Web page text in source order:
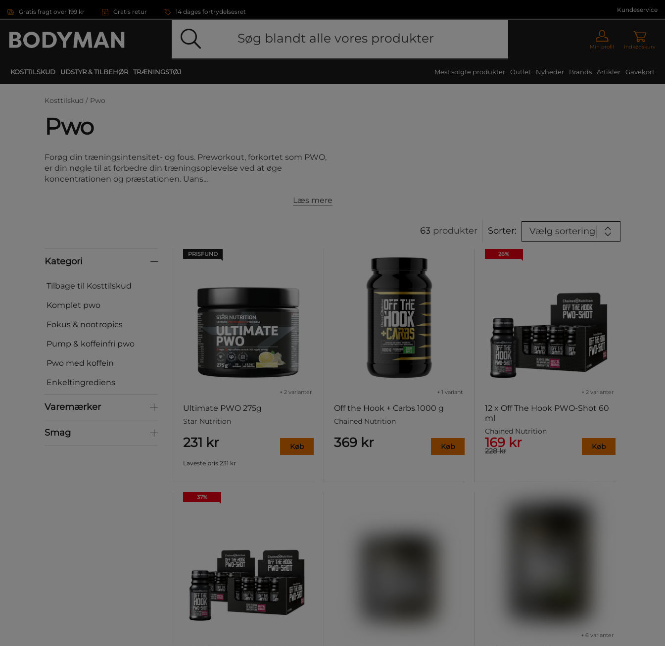
Gratis fragt over 199 kr Gratis retur 14 dages fortrydelsesret Kundeservice
Min profil Indkøbskurv
KOSTTILSKUD UDSTYR & TILBEHØR TRÆNINGSTØJ Mest solgte produkter Outlet Nyheder Brands Artikler Gavekort
Kosttilskud / Pwo
Pwo
Forøg din træningsintensitet- og fous. Preworkout, forkortet som PWO,
er din nøgle til at forbedre din træningsoplevelse ved at øge
koncentrationen og præstationen. Uans...
Læs mere
63 produkter Sorter: Vælg sortering
Kategori
Tilbage til Kosttilskud
Komplet pwo
Fokus & nootropics
Pump & koffeinfri pwo
Pwo med koffein
Enkeltingrediens
VaremærkerVaremærker
SmagSmag
PRISFUND
Ultimate PWO 275g
+ 2 varianter
Star Nutrition
231 kr Køb
Laveste pris 231 kr
Off the Hook + Carbs 1000 g
+ 1 variant
Chained Nutrition
369 kr Køb
26%
12 x Off The Hook PWO-Shot 60
ml
+ 2 varianter
Chained Nutrition
169 kr
228 kr Køb
37%
+ 6 varianter